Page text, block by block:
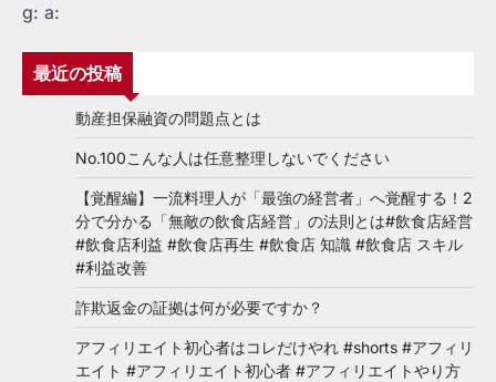
g: a:
最近の投稿
動産担保融資の問題点とは
No.100こんな人は任意整理しないでください
【覚醒編】一流料理人が「最強の経営者」へ覚醒する！2
分で分かる「無敵の飲食店経営」の法則とは#飲食店経営
#飲食店利益 #飲食店再生 #飲食店 知識 #飲食店 スキル
#利益改善
詐欺返金の証拠は何が必要ですか？
アフィリエイト初心者はコレだけやれ #shorts #アフィリ
エイト #アフィリエイト初心者 #アフィリエイトやり方